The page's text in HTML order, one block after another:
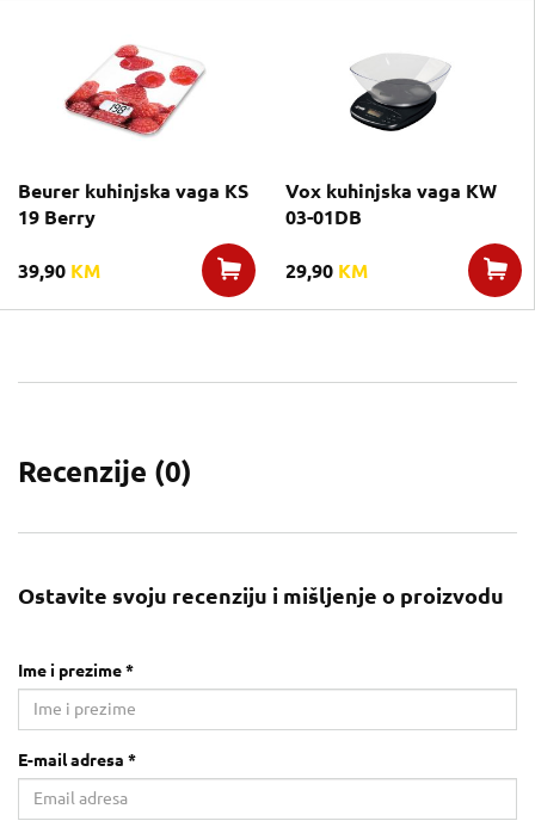
Beurer kuhinjska vaga KS
19 Berry
39,90 KM
Vox kuhinjska vaga KW
03-01DB
29,90 KM
Recenzije (0)
Ostavite svoju recenziju i mišljenje o proizvodu
Ime i prezime *
E-mail adresa *